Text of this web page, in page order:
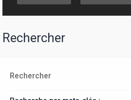
Rechercher
Rechercher